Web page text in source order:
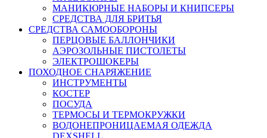
МАНИКЮРНЫЕ НАБОРЫ И КНИПСЕРЫ
СРЕДСТВА ДЛЯ БРИТЬЯ
СРЕДСТВА САМООБОРОНЫ
ПЕРЦОВЫЕ БАЛЛОНЧИКИ
АЭРОЗОЛЬНЫЕ ПИСТОЛЕТЫ
ЭЛЕКТРОШОКЕРЫ
ПОХОДНОЕ СНАРЯЖЕНИЕ
ИНСТРУМЕНТЫ
КОСТЕР
ПОСУДА
ТЕРМОСЫ И ТЕРМОКРУЖКИ
ВОДОНЕПРОНИЦАЕМАЯ ОДЕЖДА
DEXSHELL